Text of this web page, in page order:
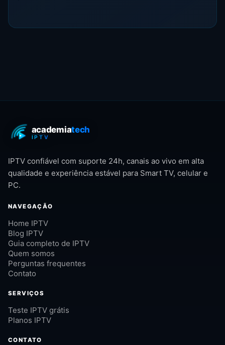
IPTV confiável com suporte 24h, canais ao vivo em alta
qualidade e experiência estável para Smart TV, celular e
PC.
NAVEGAÇÃO
Home IPTV
Blog IPTV
Guia completo de IPTV
Quem somos
Perguntas frequentes
Contato
SERVIÇOS
Teste IPTV grátis
Planos IPTV
CONTATO